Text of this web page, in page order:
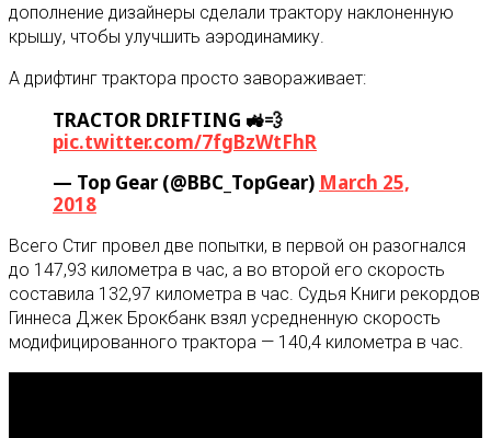
дополнение дизайнеры сделали трактору наклоненную
крышу, чтобы улучшить аэродинамику.
А дрифтинг трактора просто завораживает:
TRACTOR DRIFTING 🚜💨
pic.twitter.com/7fgBzWtFhR
— Top Gear (@BBC_TopGear) March 25,
2018
Всего Стиг провел две попытки, в первой он разогнался
до 147,93 километра в час, а во второй его скорость
составила 132,97 километра в час. Судья Книги рекордов
Гиннеса Джек Брокбанк взял усредненную скорость
модифицированного трактора — 140,4 километра в час.